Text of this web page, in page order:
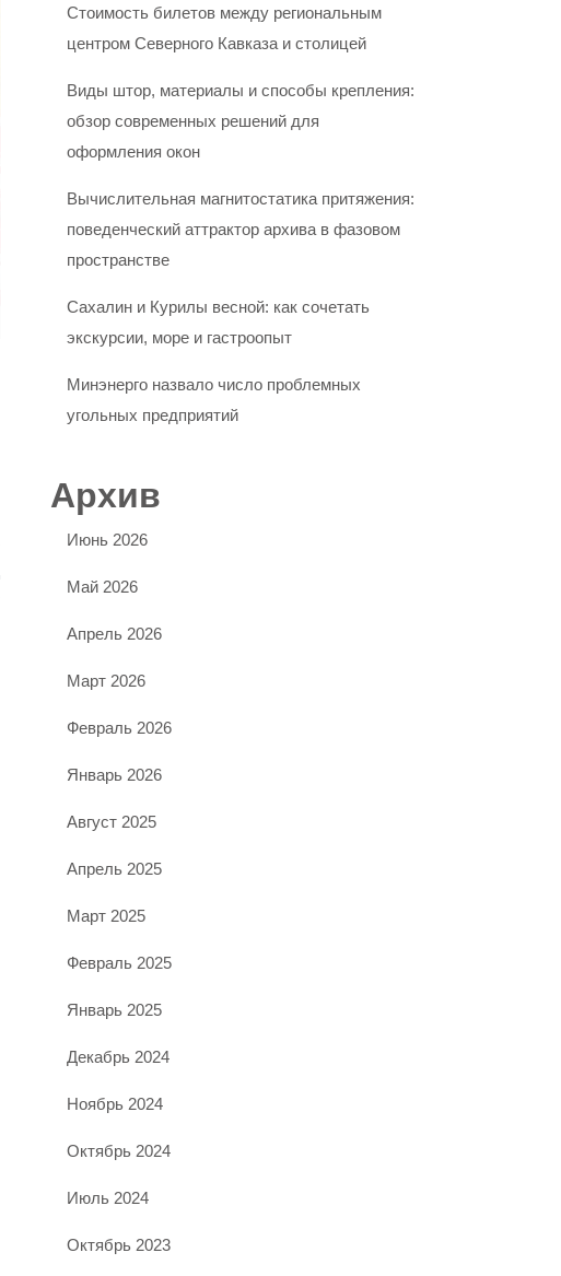
Стоимость билетов между региональным
центром Северного Кавказа и столицей
Виды штор, материалы и способы крепления:
обзор современных решений для
оформления окон
Вычислительная магнитостатика притяжения:
поведенческий аттрактор архива в фазовом
пространстве
Сахалин и Курилы весной: как сочетать
экскурсии, море и гастроопыт
Минэнерго назвало число проблемных
угольных предприятий
Архив
Июнь 2026
Май 2026
Апрель 2026
Март 2026
Февраль 2026
Январь 2026
Август 2025
Апрель 2025
Март 2025
Февраль 2025
Январь 2025
Декабрь 2024
Ноябрь 2024
Октябрь 2024
Июль 2024
Октябрь 2023